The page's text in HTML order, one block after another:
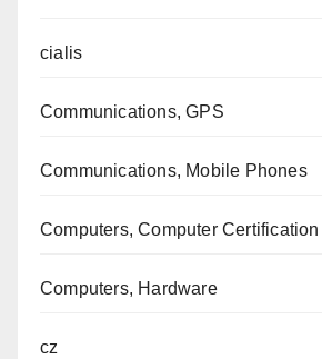
cialis
Communications, GPS
Communications, Mobile Phones
Computers, Computer Certification
Computers, Hardware
cz